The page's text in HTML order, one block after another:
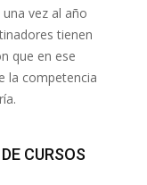
vez al año
tienen
que en ese
la competencia
CURSOS